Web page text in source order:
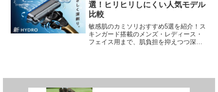
選！ヒリヒリしにくい人気モデル
比較
敏感肌のカミソリおすすめ5選を紹介！ス
キンガード搭載のメンズ・レディース・
フェイス用まで、肌負担を抑えつつ深剃